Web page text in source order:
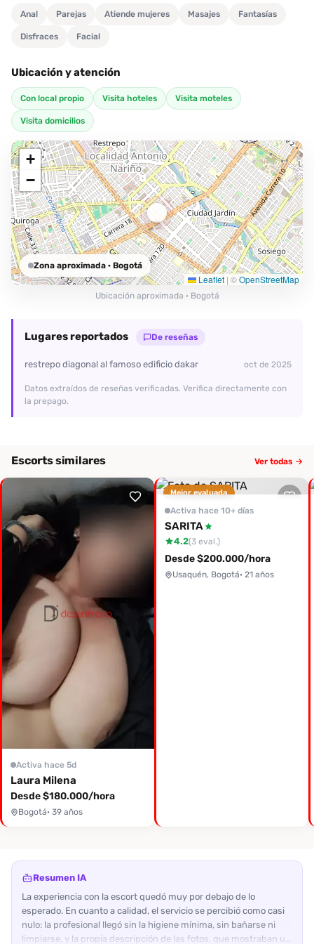
Anal Parejas Atiende mujeres Masajes Fantasías
Disfraces Facial
Ubicación y atención
Con local propio Visita hoteles Visita moteles
Visita domicilios
+
−
Leaflet | ©OpenStreetMap
Zona aproximada · Bogotá
Ubicación aproximada · Bogotá
Lugares reportados De reseñas
restrepo diagonal al famoso edificio dakar oct de 2025
Datos extraídos de reseñas verificadas. Verifica directamente con
la prepago.
Escorts similares Ver todas →
Activa hace 5d
Laura Milena
Desde $180.000/hora
Bogotá· 39 años
Mejor evaluada
Activa hace 10+ días
SARITA
4.2(3 eval.)
Desde $200.000/hora
Usaquén, Bogotá· 21 años
Resumen IA
La experiencia con la escort quedó muy por debajo de lo
esperado. En cuanto a calidad, el servicio se percibió como casi
nulo: la profesional llegó sin la higiene mínima, sin bañarse ni
limpiarse, y la propia descripción de las fotos, que mostraban un